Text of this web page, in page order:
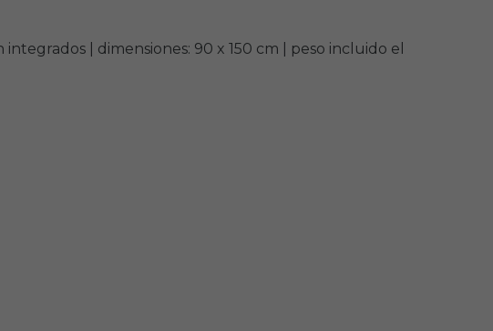
| dimensiones: 90 x 150 cm | peso incluido el